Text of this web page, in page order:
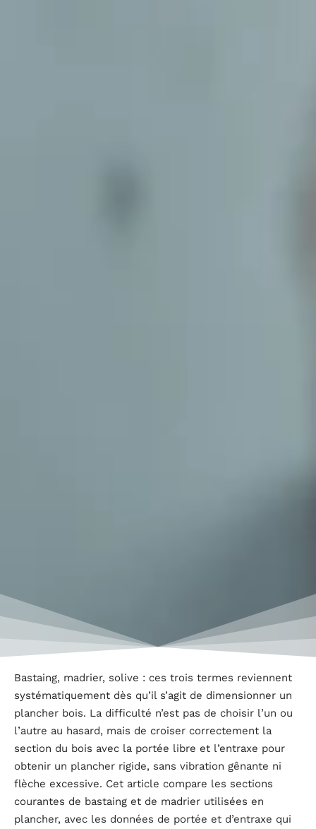
Bastaing, madrier, solive : ces trois termes reviennent
systématiquement dès qu’il s’agit de dimensionner un
plancher bois. La difficulté n’est pas de choisir l’un ou
l’autre au hasard, mais de croiser correctement la
section du bois avec la portée libre et l’entraxe pour
obtenir un plancher rigide, sans vibration gênante ni
flèche excessive. Cet article compare les sections
courantes de bastaing et de madrier utilisées en
plancher, avec les données de portée et d’entraxe qui